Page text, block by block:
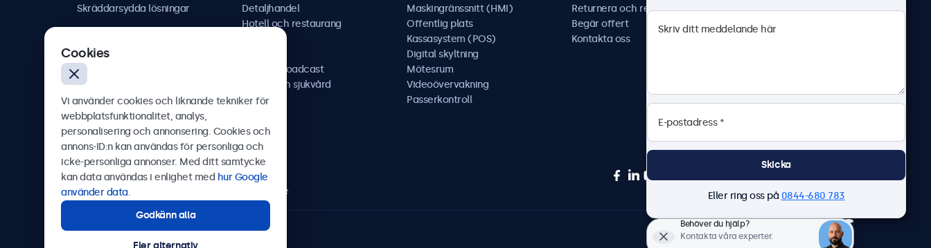
Skräddarsydda lösningar
Detaljhandel
Hotell och restaurang
AV och broadcast
Hälso- och sjukvård
Maskingränssnitt (HMI)
Offentlig plats
Kassasystem (POS)
Digital skyltning
Mötesrum
Videoövervakning
Passerkontroll
Returnera och reparera
Begär offert
Kontakta oss
Jobba hos oss
Allmänna villkor
Beetronics
Olof Palmesgata 29, Stockholm, 111 22, Sverige
Svenska
Skicka
Eller ring oss på 0844-680 783
Behöver du hjälp?
Kontakta våra experter.
Cookies
Vi använder cookies och liknande tekniker för
webbplatsfunktionalitet, analys,
personalisering och annonsering. Cookies och
annons-ID:n kan användas för personliga och
icke-personliga annonser. Med ditt samtycke
kan data användas i enlighet med hur Google
använder data.
Godkänn alla
Fler alternativ